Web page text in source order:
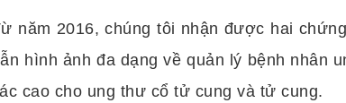
năm 2016, chúng tôi nhận được hai
hình ảnh đa dạng về quản lý bệnh nhân
cao cho ung thư cổ tử cung và tử cung.